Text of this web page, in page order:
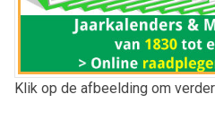
Klik op de afbeelding om